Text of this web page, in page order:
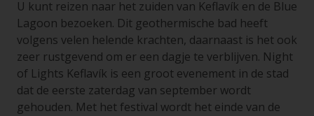
U kunt reizen naar het zuiden van Keflavík en de Blue
Lagoon bezoeken. Dit geothermische bad heeft
volgens velen helende krachten, daarnaast is het ook
zeer rustgevend om er een dagje te verblijven. Night
of Lights Keflavík is een groot evenement in de stad
dat de eerste zaterdag van september wordt
gehouden. Met het festival wordt het einde van de